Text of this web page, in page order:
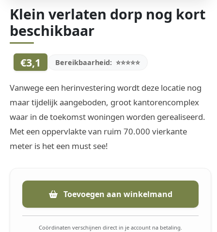
Klein verlaten dorp nog kort
beschikbaar
€3,1 Bereikbaarheid: ⭐⭐⭐⭐⭐
Vanwege een herinvestering wordt deze locatie nog
maar tijdelijk aangeboden, groot kantorencomplex
waar in de toekomst woningen worden gerealiseerd.
Met een oppervlakte van ruim 70.000 vierkante
meter is het een must see!
Toevoegen aan winkelmand
Coördinaten verschijnen direct in je account na betaling.